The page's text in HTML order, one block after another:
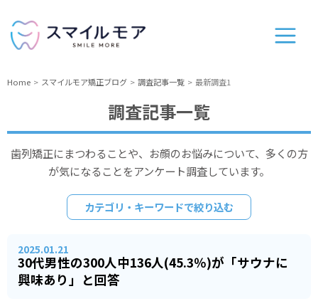
Home スマイルモア矯正ブログ 調査記事一覧 最新調査1
調査記事一覧
歯列矯正にまつわることや、お顔のお悩みについて、多くの方
が気になることをアンケート調査しています。
カテゴリ・キーワードで絞り込む
2025.01.21
30代男性の300人中136人(45.3％)が「サウナに
興味あり」と回答